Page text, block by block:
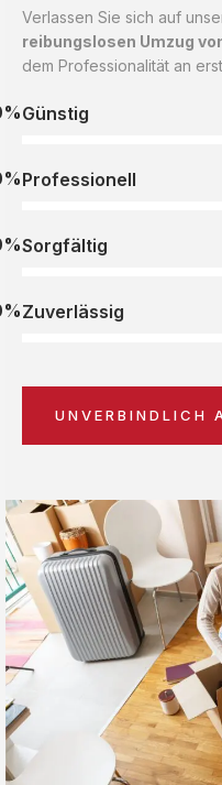
Verlassen Sie sich auf
reibungslosen Umzug
dem Professionalität an
Günstig
Professionell
Sorgfältig
Zuverlässig
UNVERBINDLICH